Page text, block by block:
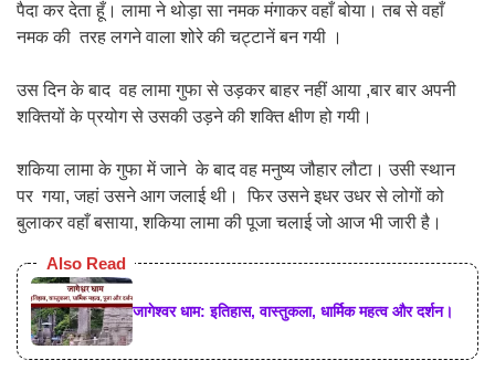
पैदा कर देता हूँ। लामा ने थोड़ा सा नमक मंगाकर वहाँ बोया। तब से वहाँ
नमक की तरह लगने वाला शोरे की चट्टानें बन गयी ।
उस दिन के बाद वह लामा गुफा से उड़कर बाहर नहीं आया ,बार बार अपनी
शक्तियों के प्रयोग से उसकी उड़ने की शक्ति क्षीण हो गयी।
शकिया लामा के गुफा में जाने के बाद वह मनुष्य जौहार लौटा। उसी स्थान
पर गया, जहां उसने आग जलाई थी। फिर उसने इधर उधर से लोगों को
बुलाकर वहाँ बसाया, शकिया लामा की पूजा चलाई जो आज भी जारी है।
Also Read
जागेश्वर धाम: इतिहास, वास्तुकला, धार्मिक महत्व और दर्शन।